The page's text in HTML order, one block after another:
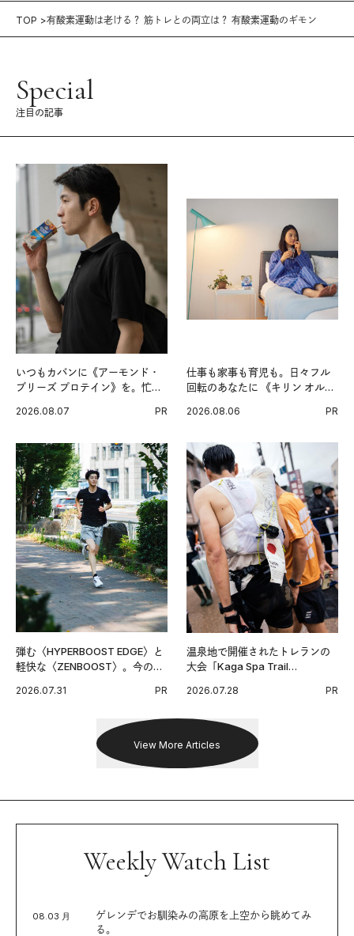
TOP 有酸素運動は老ける？ 筋トレとの両立は？ 有酸素運動のギモン
Special
注目の記事
いつもカバンに《アーモンド・
ブリーズ プロテイン》を。忙し
グ習慣。
2026.08.07 PR
仕事も家事も育児も。日々フル
回転のあなたに 《キリン オルニ
2026.08.06 PR
弾む〈HYPERBOOST EDGE〉と
軽快な〈ZENBOOST〉。今の時
出した新機軸。
2026.07.31 PR
温泉地で開催されたトレランの
大会「Kaga Spa Trail
戦を夢見るランナーたちの奮闘
2026.07.28 PR
View More Articles
Weekly Watch List
08.03 月
ゲレンデでお馴染みの高原を上空から眺めてみ
る。